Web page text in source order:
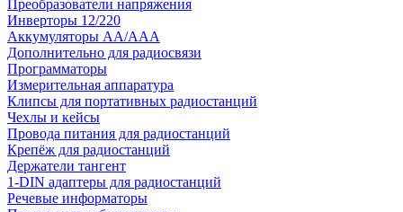
Преобразователи напряжения
Инверторы 12/220
Аккумуляторы АА/ААА
Дополнительно для радиосвязи
Программаторы
Измерительная аппаратура
Клипсы для портативных радиостанций
Чехлы и кейсы
Провода питания для радиостанций
Крепёж для радиостанций
Держатели тангент
1-DIN адаптеры для радиостанций
Речевые информаторы